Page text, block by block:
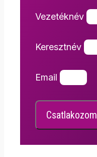
Vezetéknév
Keresztnév
Email
Csatlakozom